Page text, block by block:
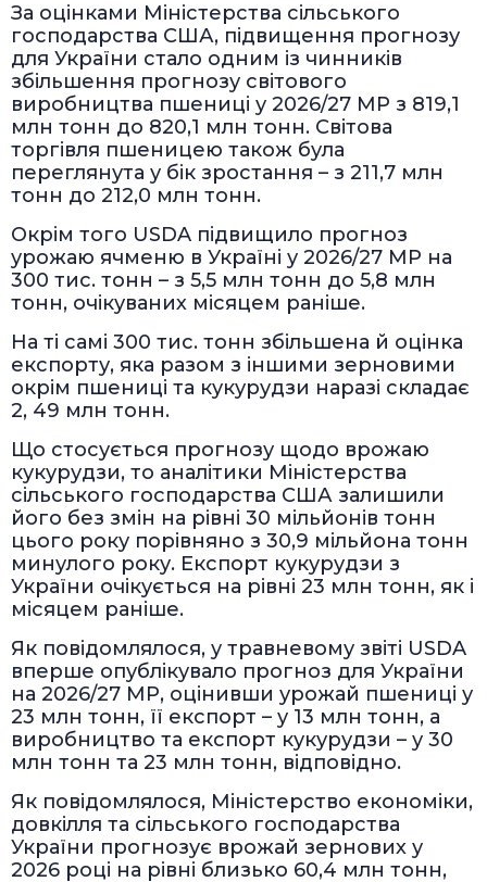
За оцінками Міністерства сільського
господарства США, підвищення прогнозу
для України стало одним із чинників
збільшення прогнозу світового
виробництва пшениці у 2026/27 МР з 819,1
млн тонн до 820,1 млн тонн. Світова
торгівля пшеницею також була
переглянута у бік зростання – з 211,7 млн
тонн до 212,0 млн тонн.
Окрім того USDA підвищило прогноз
урожаю ячменю в Україні у 2026/27 МР на
300 тис. тонн – з 5,5 млн тонн до 5,8 млн
тонн, очікуваних місяцем раніше.
На ті самі 300 тис. тонн збільшена й оцінка
експорту, яка разом з іншими зерновими
окрім пшениці та кукурудзи наразі складає
2, 49 млн тонн.
Що стосується прогнозу щодо врожаю
кукурудзи, то аналітики Міністерства
сільського господарства США залишили
його без змін на рівні 30 мільйонів тонн
цього року порівняно з 30,9 мільйона тонн
минулого року. Експорт кукурудзи з
України очікується на рівні 23 млн тонн, як і
місяцем раніше.
Як повідомлялося, у травневому звіті USDA
вперше опублікувало прогноз для України
на 2026/27 МР, оцінивши урожай пшениці у
23 млн тонн, її експорт – у 13 млн тонн, а
виробництво та експорт кукурудзи – у 30
млн тонн та 23 млн тонн, відповідно.
Як повідомлялося, Міністерство економіки,
довкілля та сільського господарства
України прогнозує врожай зернових у
2026 році на рівні близько 60,4 млн тонн,